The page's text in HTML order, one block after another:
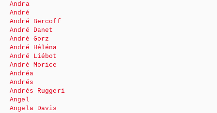
Andra
André
André Bercoff
André Danet
André Gorz
André Héléna
André Liébot
André Morice
Andréa
Andrés
Andrés Ruggeri
Angel
Angela Davis